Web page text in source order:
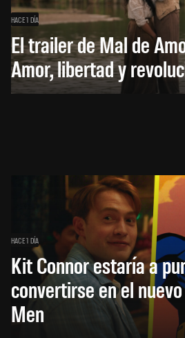
HACE 1 DÍA
El trailer de Mal de
Amor, libertad y
HACE 1 DÍA
Kit Connor estaría a
convertirse en el
Men